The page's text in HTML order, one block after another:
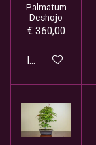
Palmatum
Deshojo
€ 360,00
In winkelwagen